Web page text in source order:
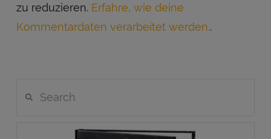
zu reduzieren. Erfahre, wie deine
Kommentardaten verarbeitet werden..